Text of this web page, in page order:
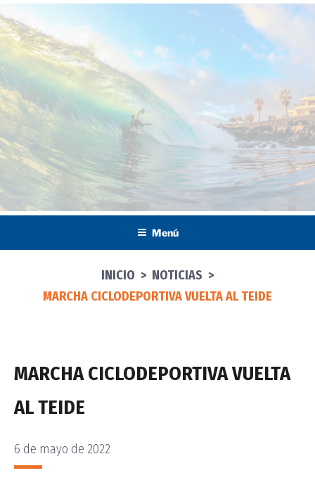
al
contenido
Menú
INICIO > NOTICIAS >
MARCHA CICLODEPORTIVA VUELTA AL TEIDE
MARCHA CICLODEPORTIVA VUELTA
AL TEIDE
PUBLICADO
EL
6 de mayo de 2022